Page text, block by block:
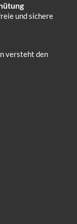
und sichere
versteht den